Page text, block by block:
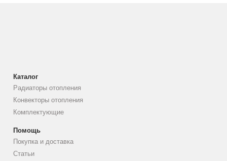
Каталог
Радиаторы отопления
Конвекторы отопления
Комплектующие
Помощь
Покупка и доставка
Статьи